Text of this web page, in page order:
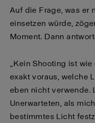
Auf die Frage, was er
einsetzen würde,
Moment. Dann
„Kein Shooting ist
exakt voraus, welche
eben nicht verwende.
Unerwarteten, als
bestimmtes Licht